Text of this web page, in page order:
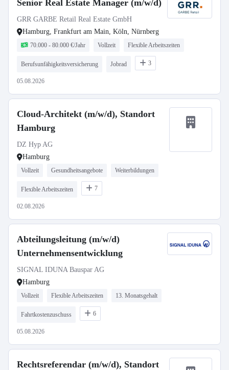
Senior Real Estate Manager (m/w/d)
GRR GARBE Retail Real Estate GmbH
Hamburg, Frankfurt am Main, Köln, Nürnberg
70.000 - 80.000 €/Jahr Vollzeit Flexible Arbeitszeiten
Berufsunfähigkeitsversicherung Jobrad 3
05.08.2026
Cloud-Architekt (m/w/d), Standort
Hamburg
DZ Hyp AG
Hamburg
Vollzeit Gesundheitsangebote Weiterbildungen
Flexible Arbeitszeiten 7
02.08.2026
Abteilungsleitung (m/w/d)
Unternehmensentwicklung
SIGNAL IDUNA Bauspar AG
Hamburg
Vollzeit Flexible Arbeitszeiten 13. Monatsgehalt
Fahrtkostenzuschuss 6
05.08.2026
Rechtsreferendar (m/w/d), Standort